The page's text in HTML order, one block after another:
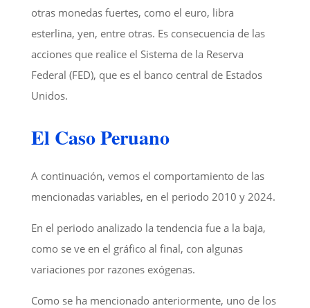
otras monedas fuertes, como el euro, libra
esterlina, yen, entre otras. Es consecuencia de las
acciones que realice el Sistema de la Reserva
Federal (FED), que es el banco central de Estados
Unidos.
El Caso Peruano
A continuación, vemos el comportamiento de las
mencionadas variables, en el periodo 2010 y 2024.
En el periodo analizado la tendencia fue a la baja,
como se ve en el gráfico al final, con algunas
variaciones por razones exógenas.
Como se ha mencionado anteriormente, uno de los